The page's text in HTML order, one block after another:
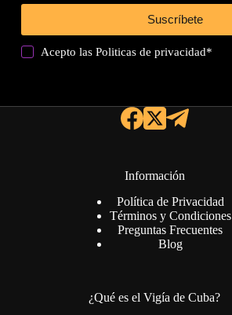
Suscríbete
Acepto lasPoliticas de privacidad*
Información
Política de Privacidad
Términos y Condiciones
Preguntas Frecuentes
Blog
¿Qué es el Vigía de Cuba?